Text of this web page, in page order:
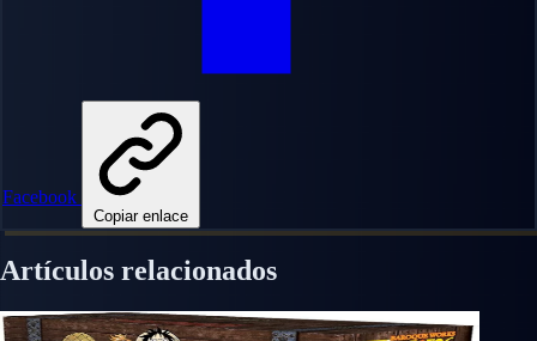
Facebook
Copiar enlace
Artículos relacionados